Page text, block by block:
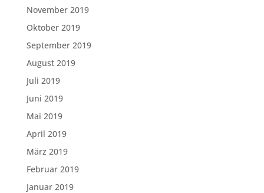
November 2019
Oktober 2019
September 2019
August 2019
Juli 2019
Juni 2019
Mai 2019
April 2019
März 2019
Februar 2019
Januar 2019